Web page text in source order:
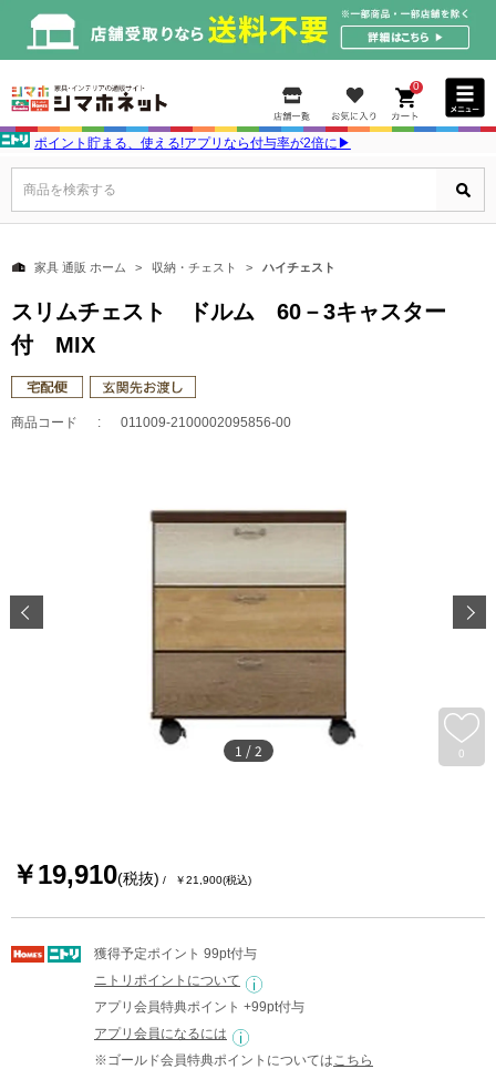
0
ポイント貯まる、使える!アプリなら付与率が2倍に▶
商品を検索する
家具 通販 ホーム 収納・チェスト ハイチェスト
スリムチェスト ドルム 60－3キャスター
付 MIX
商品コード 011009-2100002095856-00
0
1 /2
￥19,910(税抜) ￥21,900(税込)
獲得予定ポイント 99pt付与
ニトリポイントについて
アプリ会員特典ポイント +99pt付与
アプリ会員になるには
※ゴールド会員特典ポイントについては こちら